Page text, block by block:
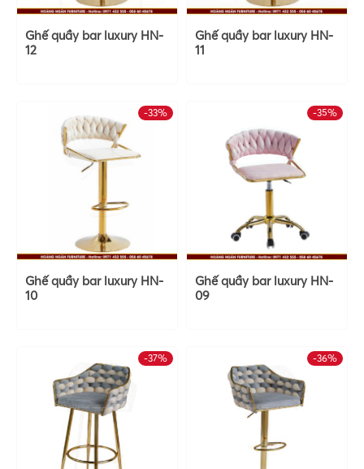
Ghế quầy bar luxury HN-
12
Ghế quầy bar luxury HN-
11
-33%
Ghế quầy bar luxury HN-
10
-35%
Ghế quầy bar luxury HN-
09
-37% -36%